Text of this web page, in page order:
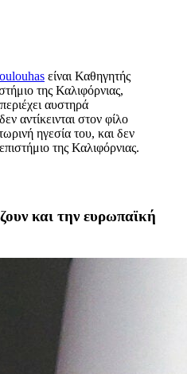
είναι Καθηγητής
της Καλιφόρνιας,
αυστηρά
αντίκεινται στον φίλο
ηγεσία του, και δεν
της Καλιφόρνιας.
και την ευρωπαϊκή